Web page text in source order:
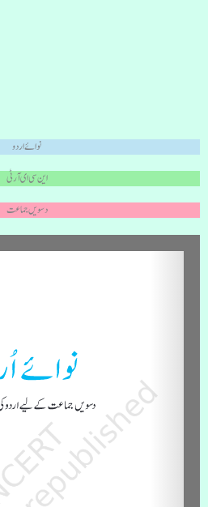
نوائے اردو
این سی ای آر ٹی
دسویں جماعت